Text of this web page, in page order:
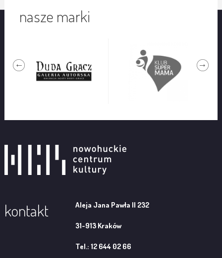
nasze marki
kontakt Aleja Jana Pawła II 232
31-913 Kraków
Tel.: 12 644 02 66